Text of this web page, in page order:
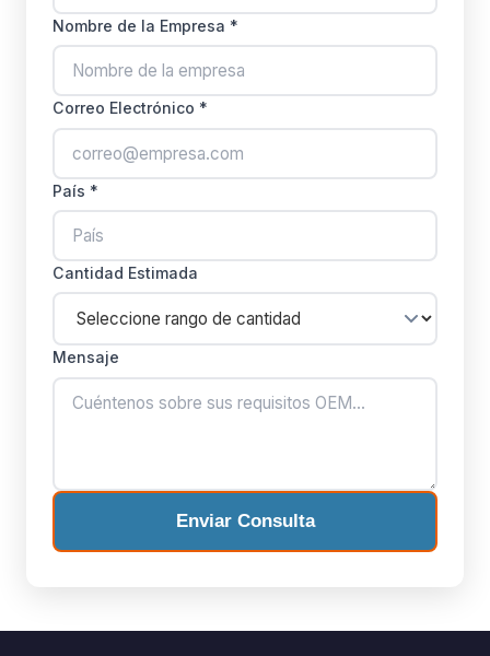
Nombre de la Empresa *
Correo Electrónico *
País *
Cantidad Estimada
Mensaje
Enviar Consulta